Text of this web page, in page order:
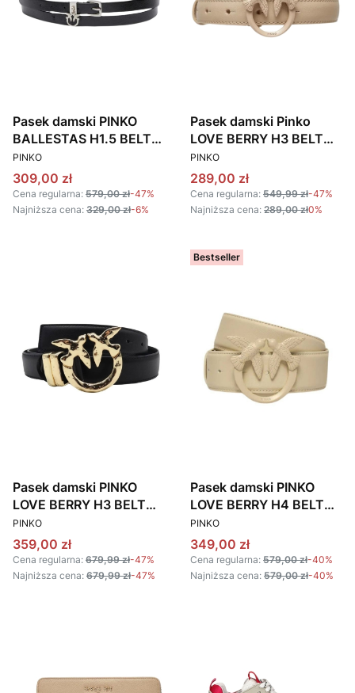
Pasek damski PINKO
BALLESTAS H1.5 BELT
PLT01 104023 A26M
czarny
PRODUCENT
PINKO
Cena promocyjna
309,00 zł
Cena regularna: 579,00 zł-47%
Najniższa cena: 329,00 zł-6%
Pasek damski Pinko
LOVE BERRY H3 BELT
PLT01 100125 A1K2
beżowy
PRODUCENT
PINKO
Cena promocyjna
289,00 zł
Cena regularna: 549,99 zł-47%
Najniższa cena: 289,00 zł0%
Pasek damski PINKO
LOVE BERRY H3 BELT
PLT01 100125 A1Z7
czarny
PRODUCENT
PINKO
Cena promocyjna
359,00 zł
Cena regularna: 679,99 zł-47%
Najniższa cena: 679,99 zł-47%
Bestseller
Pasek damski PINKO
LOVE BERRY H4 BELT
PLT01 100120 A1K2
beżowy
PRODUCENT
PINKO
Cena promocyjna
349,00 zł
Cena regularna: 579,00 zł-40%
Najniższa cena: 579,00 zł-40%